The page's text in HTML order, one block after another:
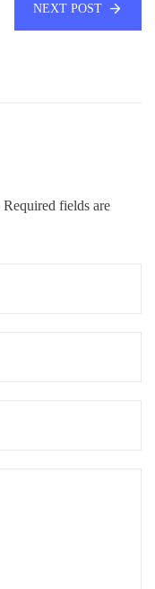
NEXT POST
Required fields are